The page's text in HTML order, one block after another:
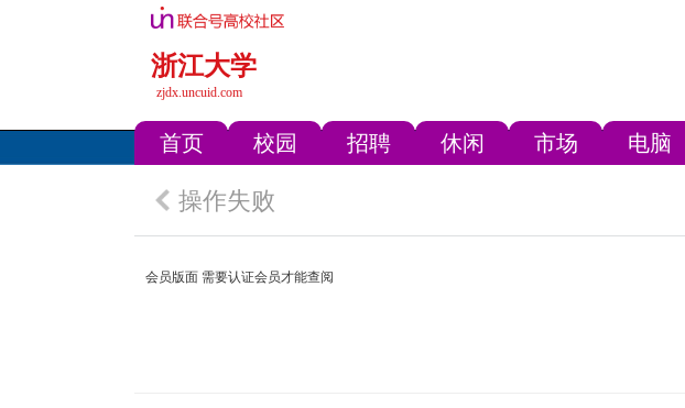
浙江大学
zjdx.uncuid.com
首页 校园 招聘 休闲 市场 电脑
操作失败
会员版面 需要认证会员才能查阅